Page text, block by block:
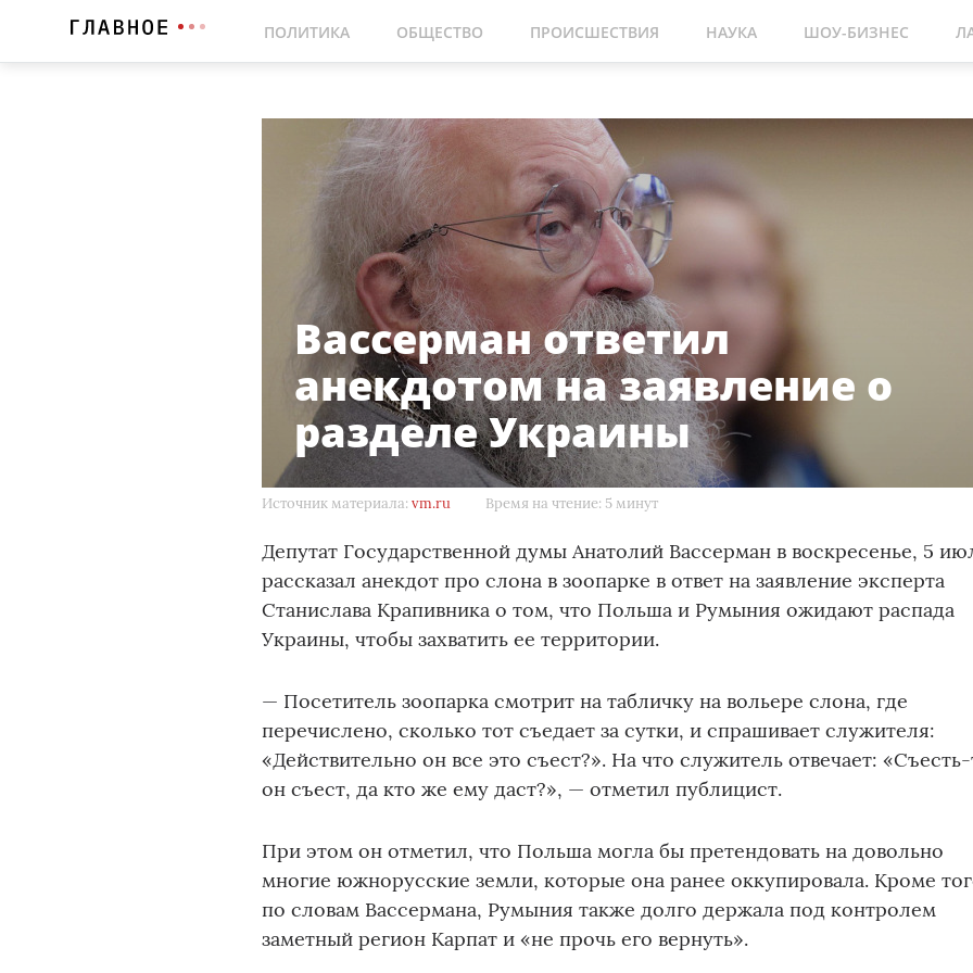
ПОЛИТИКА ОБЩЕСТВО ПРОИСШЕСТВИЯ НАУКА ШОУ-БИЗНЕС
Вассерман ответил
анекдотом на заявление о
разделе Украины
Источник материала:vm.ru Время на чтение: 5 минут
Депутат Государственной думы Анатолий Вассерман в воскресенье, 5
рассказал анекдот про слона в зоопарке в ответ на заявление эксперта
Станислава Крапивника о том, что Польша и Румыния ожидают распада
Украины, чтобы захватить ее территории.
— Посетитель зоопарка смотрит на табличку на вольере слона, где
перечислено, сколько тот съедает за сутки, и спрашивает служителя:
«Действительно он все это съест?». На что служитель отвечает:
он съест, да кто же ему даст?», — отметил публицист.
При этом он отметил, что Польша могла бы претендовать на довольно
многие южнорусские земли, которые она ранее оккупировала. Кроме
по словам Вассермана, Румыния также долго держала под контролем
заметный регион Карпат и «не прочь его вернуть».